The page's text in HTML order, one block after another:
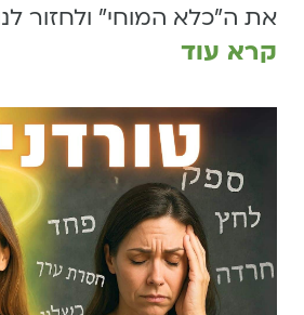
את ה״כלא המוחי״ ולחזור
קרא עוד